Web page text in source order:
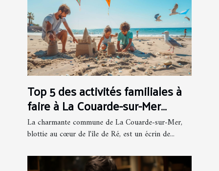
Top 5 des activités familiales à
faire à La Couarde-sur-Mer
pendant l'été
La charmante commune de La Couarde-sur-Mer,
blottie au cœur de l'île de Ré, est un écrin de...